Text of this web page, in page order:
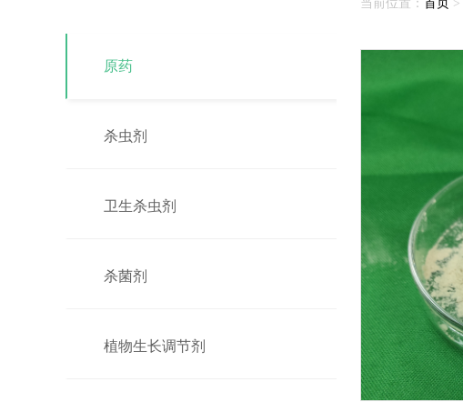
原药
杀虫剂
卫生杀虫剂
杀菌剂
植物生长调节剂
当前位置： 首页 >